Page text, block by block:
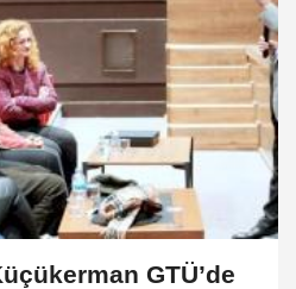
GTÜ’de